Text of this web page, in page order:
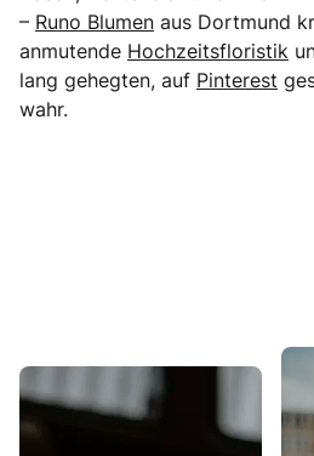
– Runo Blumen aus Dortmund
anmutende Hochzeitsfloristik
lang gehegten, auf Pinterest
wahr.